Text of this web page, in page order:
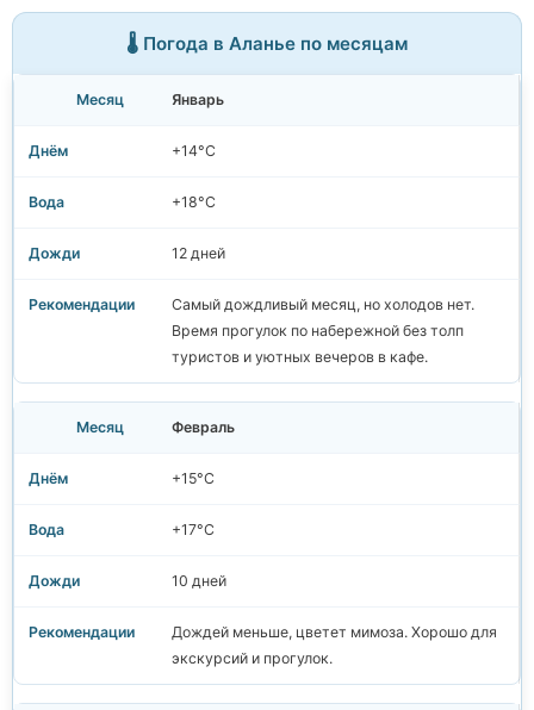
🌡️ Погода в Аланье по месяцам
Январь
+14°C
+18°C
12 дней
Самый дождливый месяц, но холодов нет.
Время прогулок по набережной без толп
туристов и уютных вечеров в кафе.
Февраль
+15°C
+17°C
10 дней
Дождей меньше, цветет мимоза. Хорошо для
экскурсий и прогулок.